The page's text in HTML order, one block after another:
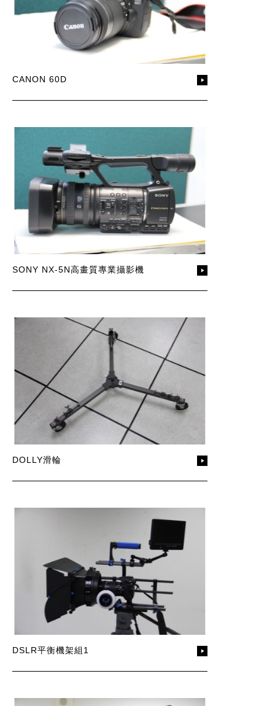
CANON 60D
SONY NX-5N高畫質專業攝影機
DOLLY滑輪
DSLR平衡機架組1